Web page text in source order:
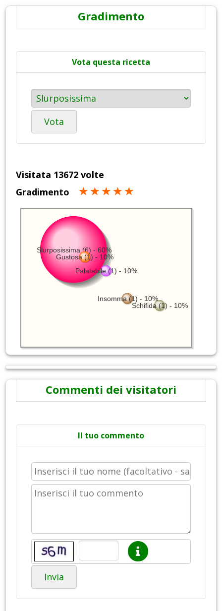
Gradimento
Vota questa ricetta
Vota
Visitata 13672 volte
Gradimento
Slurposissima (6) - 60%
Schifida (1) - 10%
Insomma (1) - 10%
Palatabile (1) - 10%
Gustosa (1) - 10%
Commenti dei visitatori
Il tuo commento
Invia